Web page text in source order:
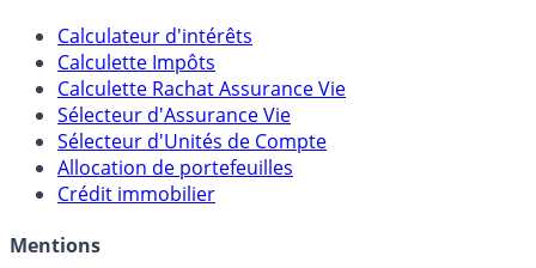
Calculateur d'intérêts
Calculette Impôts
Calculette Rachat Assurance Vie
Sélecteur d'Assurance Vie
Sélecteur d'Unités de Compte
Allocation de portefeuilles
Crédit immobilier
Mentions